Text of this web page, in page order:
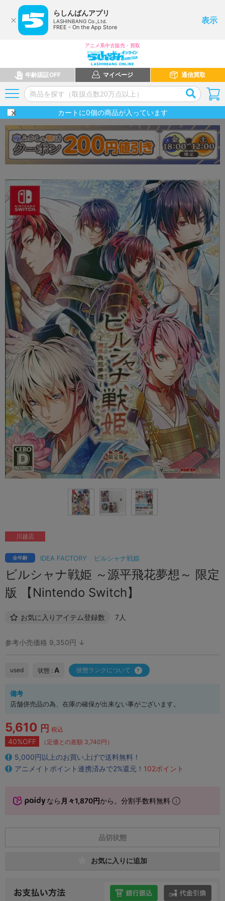
らしんばんアプリ
LASHINBANG Co.,Ltd.
FREE - On the App Store
表示
アニメ系中古販売・買取
年齢認証OFF マイページ 通信買取
カートに0個の商品が入っています
IDEA FACTORY ビルシャナ戦姫
全年齢
ビルシャナ戦姫 ～源平飛花夢想～ 限定
版 【Nintendo Switch】
お気に入りアイテム登録数 7人
川越店
参考小売価格 9,350円 ↓
used 状態 : A 状態ランクについて
備考
店舗併売品の為、在庫の確保が出来ない事がございます。
5,610 円 税込
40%OFF （定価との差額 3,740円）
5,000円以上のお買い上げで送料無料！
アニメイトポイント連携済みで2%還元！ 102ポイント
なら 月々1,870円から。分割手数料無料
品切状態
お気に入りに追加